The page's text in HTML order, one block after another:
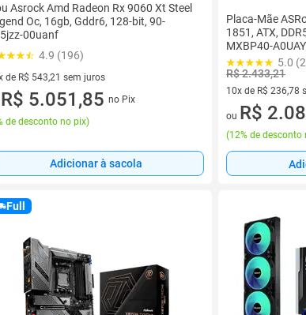
Asrock Amd Radeon Rx 9060 Xt Steel
Oc, 16gb, Gddr6, 128-bit, 90-
00uanf
4.9 (196)
de R$ 543,21 sem juros
vez de R$ 543,21 sem juros
R$ 5.051,85 no Pix
de desconto no pix)
Adicionar à sacola
Placa-Mãe
1851, ATX,
MXBP40-
5.0
R$ 2.433,21
10x de R$ 236,78
10 vez de R$
ou R$
(12% de desconto
Full